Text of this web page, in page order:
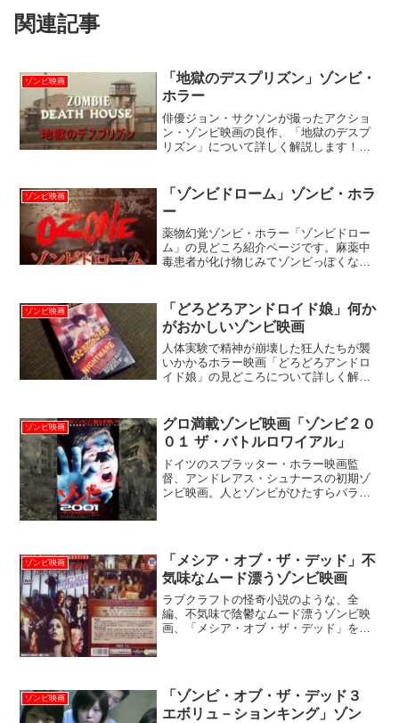
関連記事
ゾンビ映画
「地獄のデスプリズン」ゾンビ・
ホラー
俳優ジョン・サクソンが撮ったアクショ
ン・ゾンビ映画の良作、「地獄のデスプ
リズン」について詳しく解説します！生
ながら次世代型ゾンビ映画の先駆け的作
品。
ゾンビ映画
「ゾンビドローム」ゾンビ・ホラ
ー
薬物幻覚ゾンビ・ホラー「ゾンビドロー
ム」の見どころ紹介ページです。麻薬中
毒患者が化け物じみてゾンビっぽくなり
ウォルター監督作品。
ゾンビ映画
「どろどろアンドロイド娘」何か
がおかしいゾンビ映画
人体実験で精神が崩壊した狂人たちが襲
いかかるホラー映画「どろどろアンドロ
イド娘」の見どころについて詳しく解説
が、既に廃盤となり、現在鑑賞困難な作
品です。
ゾンビ映画
グロ満載ゾンビ映画「ゾンビ２０
０１ ザ・バトルロワイアル」
ドイツのスプラッター・ホラー映画監
督、アンドレアス・シュナースの初期ゾ
ンビ映画。人とゾンビがひたすらバラバ
ゾンビ映画
「メシア・オブ・ザ・デッド」不
気味なムード漂うゾンビ映画
ラブクラフトの怪奇小説のような、全
編、不気味で陰鬱なムード漂うゾンビ映
画、「メシア・オブ・ザ・デッド」を紹
オブ・ザ・デッド」（ＭＥＳ...
ゾンビ映画
「ゾンビ・オブ・ザ・デッド３
エボリュ－ションキング」ゾン